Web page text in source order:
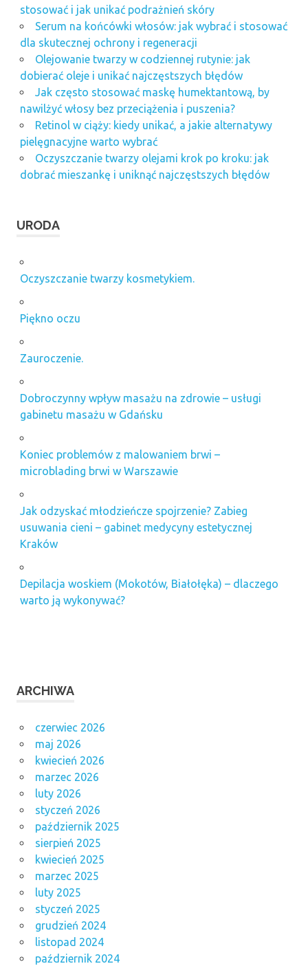
stosować i jak unikać podrażnień skóry
Serum na końcówki włosów: jak wybrać i stosować
dla skutecznej ochrony i regeneracji
Olejowanie twarzy w codziennej rutynie: jak
dobierać oleje i unikać najczęstszych błędów
Jak często stosować maskę humektantową, by
nawilżyć włosy bez przeciążenia i puszenia?
Retinol w ciąży: kiedy unikać, a jakie alternatywy
pielęgnacyjne warto wybrać
Oczyszczanie twarzy olejami krok po kroku: jak
dobrać mieszankę i uniknąć najczęstszych błędów
URODA
Oczyszczanie twarzy kosmetykiem.
Piękno oczu
Zauroczenie.
Dobroczynny wpływ masażu na zdrowie – usługi
gabinetu masażu w Gdańsku
Koniec problemów z malowaniem brwi –
microblading brwi w Warszawie
Jak odzyskać młodzieńcze spojrzenie? Zabieg
usuwania cieni – gabinet medycyny estetycznej
Kraków
Depilacja woskiem (Mokotów, Białołęka) – dlaczego
warto ją wykonywać?
ARCHIWA
czerwiec 2026
maj 2026
kwiecień 2026
marzec 2026
luty 2026
styczeń 2026
październik 2025
sierpień 2025
kwiecień 2025
marzec 2025
luty 2025
styczeń 2025
grudzień 2024
listopad 2024
październik 2024